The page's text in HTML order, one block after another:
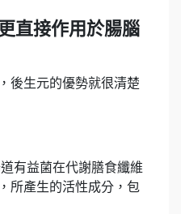
直接作用於腸腦
後生元的優勢就很清楚
有益菌在代謝膳食纖維
所產生的活性成分，包